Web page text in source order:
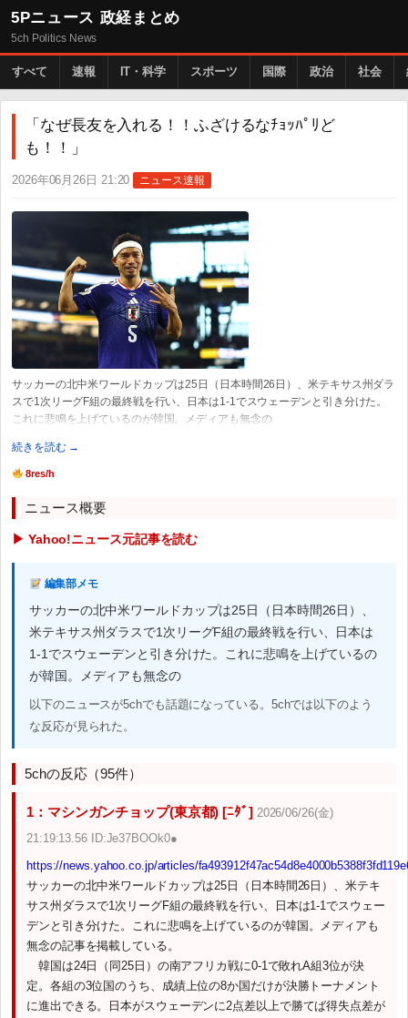
5Pニュース 政経まとめ
5ch Politics News
すべて 速報 IT・科学 スポーツ 国際 政治 社会
「なぜ長友を入れる！！ふざけるなﾁｮｯﾊﾟﾘど
も！！」
2026年06月26日 21:20 ニュース速報
サッカーの北中米ワールドカップは25日（日本時間26日）、米テキサス州ダラ
スで1次リーグF組の最終戦を行い、日本は1-1でスウェーデンと引き分けた。
これに悲鳴を上げているのが韓国。メディアも無念の
続きを読む →
8res/h
ニュース概要
▶ Yahoo!ニュース元記事を読む
編集部メモ
サッカーの北中米ワールドカップは25日（日本時間26日）、
米テキサス州ダラスで1次リーグF組の最終戦を行い、日本は
1-1でスウェーデンと引き分けた。これに悲鳴を上げているの
が韓国。メディアも無念の
以下のニュースが5chでも話題になっている。5chでは以下のよう
な反応が見られた。
5chの反応（95件）
1：マシンガンチョップ(東京都) [ﾆﾀﾞ] 2026/06/26(金)
21:19:13.56 ID:Je37BOOk0●
https://news.yahoo.co.jp/articles/
サッカーの北中米ワールドカップは25日（日本時間26日）、米テキ
サス州ダラスで1次リーグF組の最終戦を行い、日本は1-1でスウェー
デンと引き分けた。これに悲鳴を上げているのが韓国。メディアも
無念の記事を掲載している。
韓国は24日（同25日）の南アフリカ戦に0-1で敗れA組3位が決
定。各組の3位国のうち、成績上位の8か国だけが決勝トーナメント
に進出できる。日本がスウェーデンに2点差以上で勝てば得失点差が